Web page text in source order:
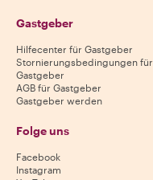
Gastgeber
Hilfecenter für Gastgeber
Stornierungsbedingungen für
Gastgeber
AGB für Gastgeber
Gastgeber werden
Folge uns
Facebook
Instagram